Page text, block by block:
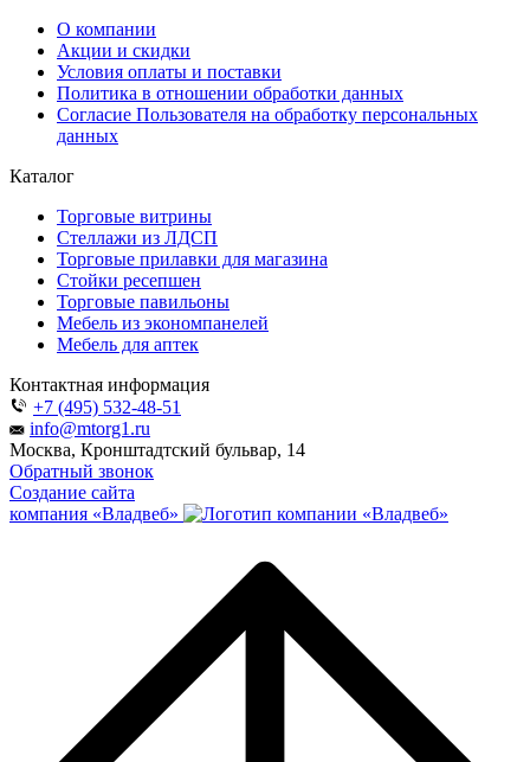
О компании
Акции и скидки
Условия оплаты и поставки
Политика в отношении обработки данных
Согласие Пользователя на обработку персональных
данных
Каталог
Торговые витрины
Стеллажи из ЛДСП
Торговые прилавки для магазина
Стойки ресепшен
Торговые павильоны
Мебель из экономпанелей
Мебель для аптек
Контактная информация
+7 (495) 532-48-51
info@mtorg1.ru
Москва, Кронштадтский бульвар, 14
Обратный звонок
Создание сайта
компания «Владвеб»